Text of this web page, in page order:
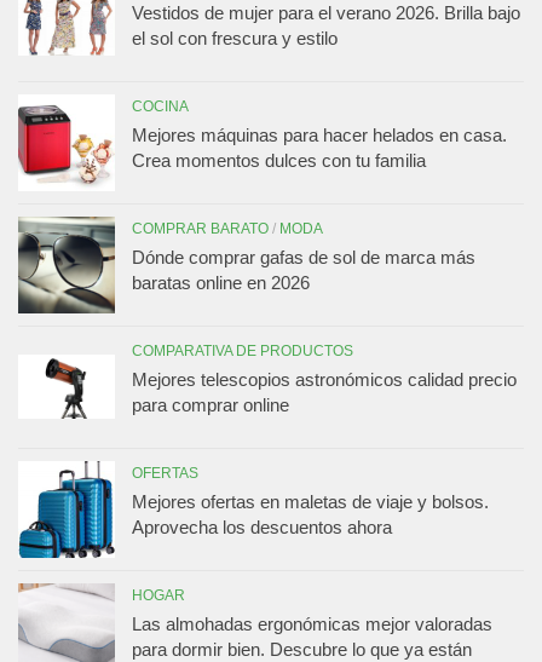
Vestidos de mujer para el verano 2026. Brilla bajo
el sol con frescura y estilo
COCINA
Mejores máquinas para hacer helados en casa.
Crea momentos dulces con tu familia
COMPRAR BARATO / MODA
Dónde comprar gafas de sol de marca más
baratas online en 2026
COMPARATIVA DE PRODUCTOS
Mejores telescopios astronómicos calidad precio
para comprar online
OFERTAS
Mejores ofertas en maletas de viaje y bolsos.
Aprovecha los descuentos ahora
HOGAR
Las almohadas ergonómicas mejor valoradas
para dormir bien. Descubre lo que ya están